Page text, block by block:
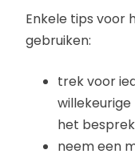
Enkele tips voor
gebruiken:
trek voor
het
neem een